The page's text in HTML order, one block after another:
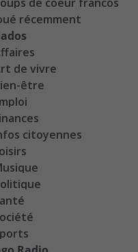
récemment
de vivre
être
citoyennes